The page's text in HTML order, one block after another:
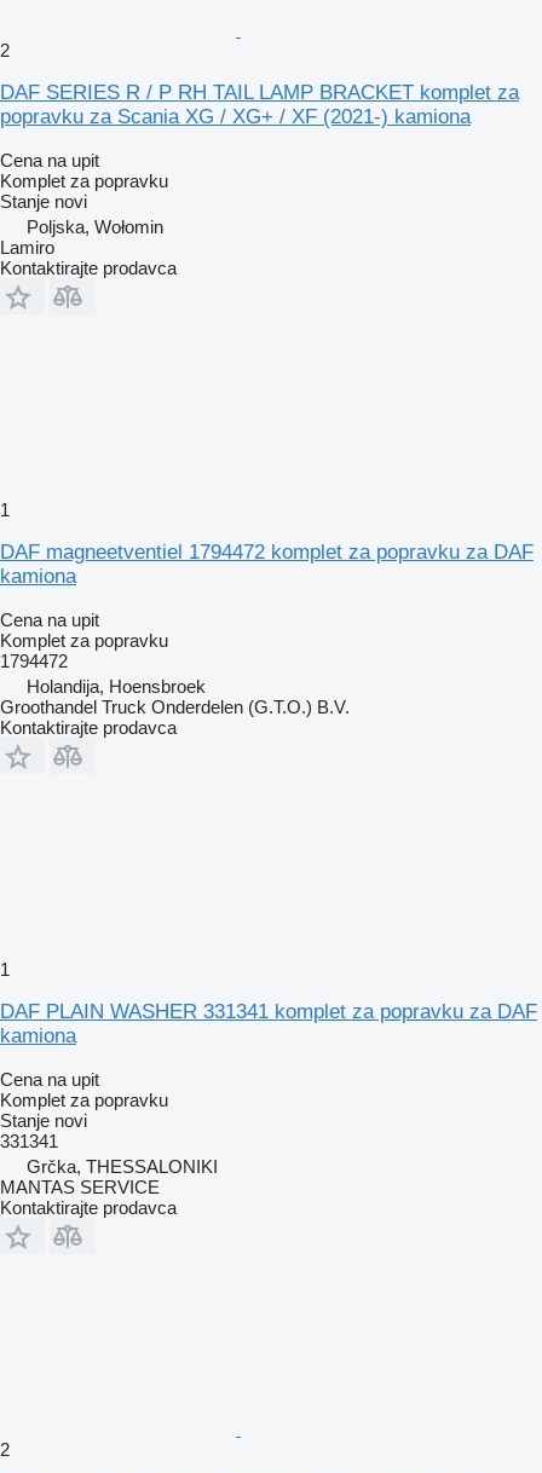
2
DAF SERIES R / P RH TAIL LAMP BRACKET komplet za
popravku za Scania XG / XG+ / XF (2021-) kamiona
Cena na upit
Komplet za popravku
Stanje novi
Poljska, Wołomin
Lamiro
Kontaktirajte prodavca
1
DAF magneetventiel 1794472 komplet za popravku za DAF
kamiona
Cena na upit
Komplet za popravku
1794472
Holandija, Hoensbroek
Groothandel Truck Onderdelen (G.T.O.) B.V.
Kontaktirajte prodavca
1
DAF PLAIN WASHER 331341 komplet za popravku za DAF
kamiona
Cena na upit
Komplet za popravku
Stanje novi
331341
Grčka, THESSALONIKI
MANTAS SERVICE
Kontaktirajte prodavca
2